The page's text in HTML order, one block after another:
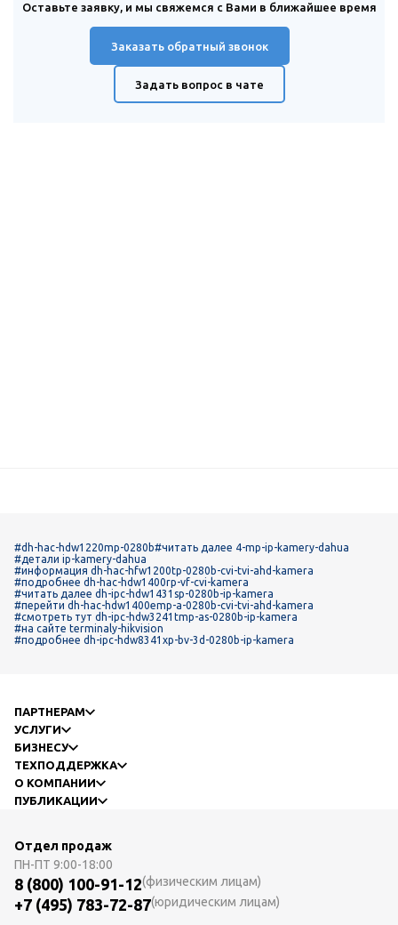
Оставьте заявку, и мы свяжемся с Вами в ближайшее время
Заказать обратный звонок
Задать вопрос в чате
#dh-hac-hdw1220mp-0280b#читать далее 4-mp-ip-kamery-dahua
#детали ip-kamery-dahua
#информация dh-hac-hfw1200tp-0280b-cvi-tvi-ahd-kamera
#подробнее dh-hac-hdw1400rp-vf-cvi-kamera
#читать далее dh-ipc-hdw1431sp-0280b-ip-kamera
#перейти dh-hac-hdw1400emp-a-0280b-cvi-tvi-ahd-kamera
#смотреть тут dh-ipc-hdw3241tmp-as-0280b-ip-kamera
#на сайте terminaly-hikvision
#подробнее dh-ipc-hdw8341xp-bv-3d-0280b-ip-kamera
ПАРТНЕРАМ
УСЛУГИ
БИЗНЕСУ
ТЕХПОДДЕРЖКА
О КОМПАНИИ
ПУБЛИКАЦИИ
Отдел продаж
ПН-ПТ 9:00-18:00
8 (800) 100-91-12(физическим лицам)
+7 (495) 783-72-87(юридическим лицам)